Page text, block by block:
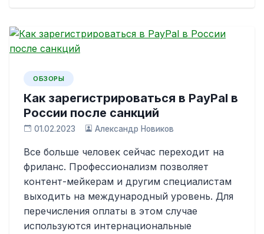
ОБЗОРЫ
Как зарегистрироваться в PayPal в
России после санкций
01.02.2023 Александр Новиков
Все больше человек сейчас переходит на
фриланс. Профессионализм позволяет
контент-мейкерам и другим специалистам
выходить на международный уровень. Для
перечисления оплаты в этом случае
используются интернациональные